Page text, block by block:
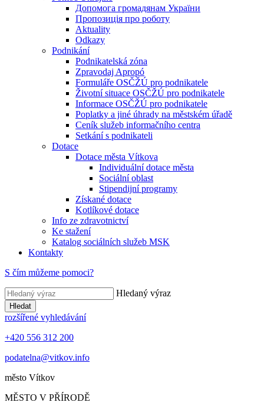
Допомога громадянам України
Пропозиція про роботу
Aktuality
Odkazy
Podnikání
Podnikatelská zóna
Zpravodaj Apropó
Formuláře OSČŽÚ pro podnikatele
Životní situace OSČŽÚ pro podnikatele
Informace OSČŽÚ pro podnikatele
Poplatky a jiné úhrady na městském úřadě
Ceník služeb informačního centra
Setkání s podnikateli
Dotace
Dotace města Vítkova
Individuální dotace města
Sociální oblast
Stipendijní programy
Získané dotace
Kotlíkové dotace
Info ze zdravotnictví
Ke stažení
Katalog sociálních služeb MSK
Kontakty
S čím můžeme pomoci?
Hledaný výraz
Hledat
rozšířené vyhledávání
+420 556 312 200
podatelna@vitkov.info
město Vítkov
MĚSTO V PŘÍRODĚ